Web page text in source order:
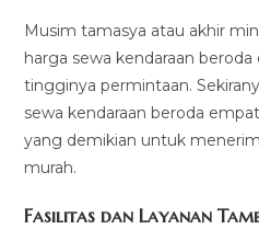
Musim tamasya atau akhir
harga sewa kendaraan
tingginya permintaan.
sewa kendaraan beroda
yang demikian untuk
murah.
Fasilitas dan Layanan